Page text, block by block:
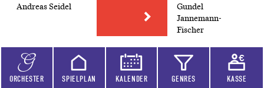
ORCHESTER SPIELPLAN KALENDER GENRES KASSE
Andreas Seidel
Gundel
Jannemann-
Fischer